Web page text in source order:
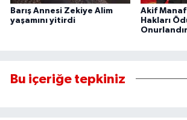
Barış Annesi Zekiye Alim
yaşamını yitirdi
Akif Manaf
Hakları
Bu içeriğe tepkiniz